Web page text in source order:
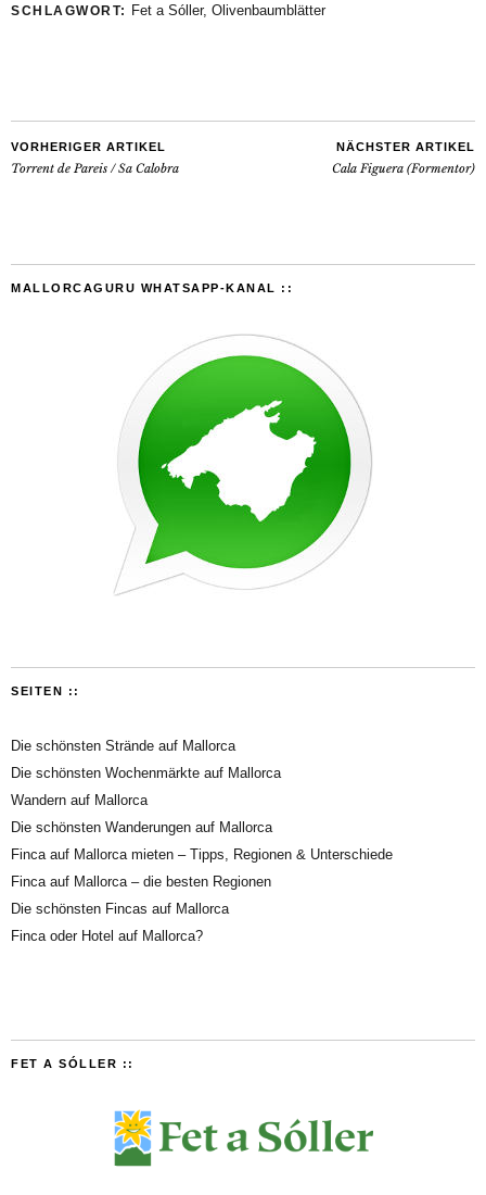
SCHLAGWORT: Fet a Sóller, Olivenbaumblätter
VORHERIGER ARTIKEL
Torrent de Pareis / Sa Calobra
NÄCHSTER ARTIKEL
Cala Figuera (Formentor)
MALLORCAGURU WHATSAPP-KANAL ::
SEITEN ::
Die schönsten Strände auf Mallorca
Die schönsten Wochenmärkte auf Mallorca
Wandern auf Mallorca
Die schönsten Wanderungen auf Mallorca
Finca auf Mallorca mieten – Tipps, Regionen & Unterschiede
Finca auf Mallorca – die besten Regionen
Die schönsten Fincas auf Mallorca
Finca oder Hotel auf Mallorca?
FET A SÓLLER ::